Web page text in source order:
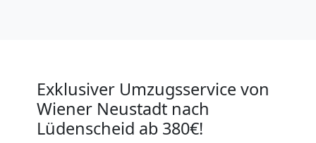
Exklusiver Umzugsservice von
Wiener Neustadt nach
Lüdenscheid ab 380€!